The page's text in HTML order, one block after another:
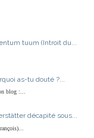
tuum (Introit du...
as-tu douté ?...
blog :...
décapité sous...